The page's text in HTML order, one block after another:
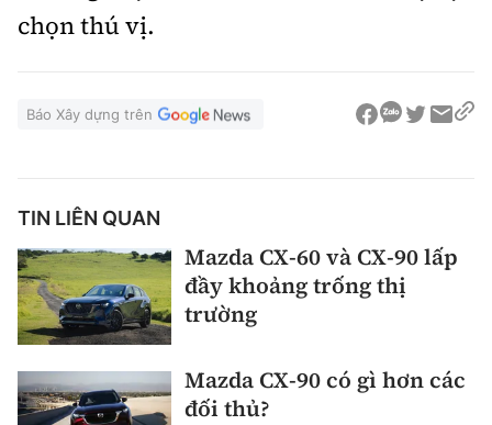
chọn thú vị.
Báo Xây dựng trên
TIN LIÊN QUAN
Mazda CX-60 và CX-90 lấp
đầy khoảng trống thị
trường
Mazda CX-90 có gì hơn các
đối thủ?